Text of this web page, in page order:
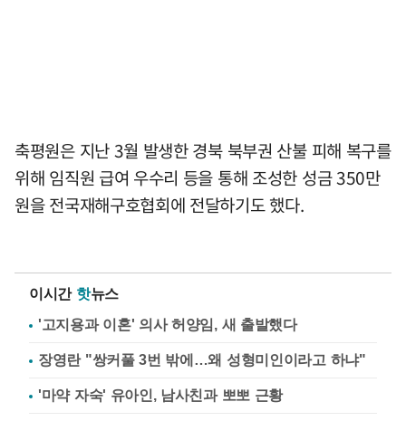
축평원은 지난 3월 발생한 경북 북부권 산불 피해 복구를
위해 임직원 급여 우수리 등을 통해 조성한 성금 350만
원을 전국재해구호협회에 전달하기도 했다.
이시간 핫뉴스
'고지용과 이혼' 의사 허양임, 새 출발했다
장영란 "쌍커풀 3번 밖에…왜 성형미인이라고 하냐"
'마약 자숙' 유아인, 남사친과 뽀뽀 근황